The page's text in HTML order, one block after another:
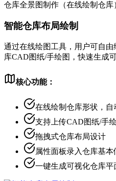
仓库全景图制作（在线绘制仓库
智能仓库布局绘制
通过在线绘图工具，用户可自
库CAD图纸/手绘图，快速生成
核心功能：
在线绘制仓库形状，自
支持上传CAD图纸/手
拖拽式仓库布局设计
属性面板录入仓库基
一键生成可视化仓库平